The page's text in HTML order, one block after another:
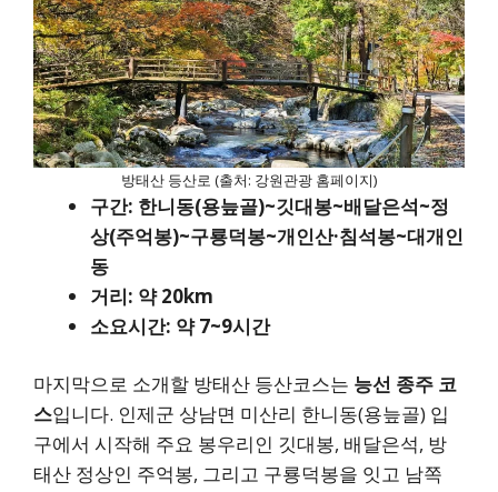
방태산 등산로 (출처: 강원관광 홈페이지)
구간: 한니동(용늪골)~깃대봉~배달은석~정
상(주억봉)~구룡덕봉~개인산·침석봉~대개인
동
거리: 약 20km
소요시간: 약 7~9시간
마지막으로 소개할 방태산 등산코스는 능선 종주 코
스입니다. 인제군 상남면 미산리 한니동(용늪골) 입
구에서 시작해 주요 봉우리인 깃대봉, 배달은석, 방
태산 정상인 주억봉, 그리고 구룡덕봉을 잇고 남쪽